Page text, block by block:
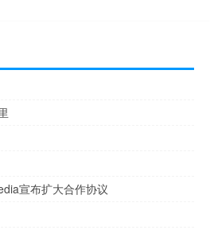
宣布扩大合作协议